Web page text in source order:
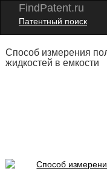
FindPatent.ru
Патентный поиск
Способ измерения
жидкостей в емкости